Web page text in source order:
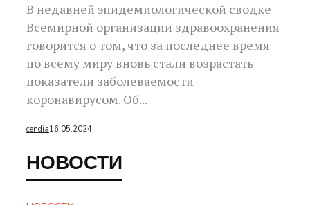
В недавней эпидемиологической сводке
Всемирной организации здравоохранения
говорится о том, что за последнее время
по всему миру вновь стали возрастать
показатели заболеваемости
коронавирусом. Об...
cendia16.05.2024
НОВОСТИ